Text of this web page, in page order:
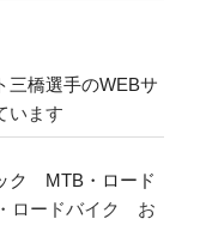
三橋選手のWEBサ
います
ク MTB・ロード
ロードバイク お